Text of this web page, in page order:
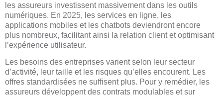
les assureurs investissent massivement dans les outils
numériques. En 2025, les services en ligne, les
applications mobiles et les chatbots deviendront encore
plus nombreux, facilitant ainsi la relation client et optimisant
l’expérience utilisateur.
Les besoins des entreprises varient selon leur secteur
d’activité, leur taille et les risques qu’elles encourent. Les
offres standardisées ne suffisent plus. Pour y remédier, les
assureurs développent des contrats modulables et sur